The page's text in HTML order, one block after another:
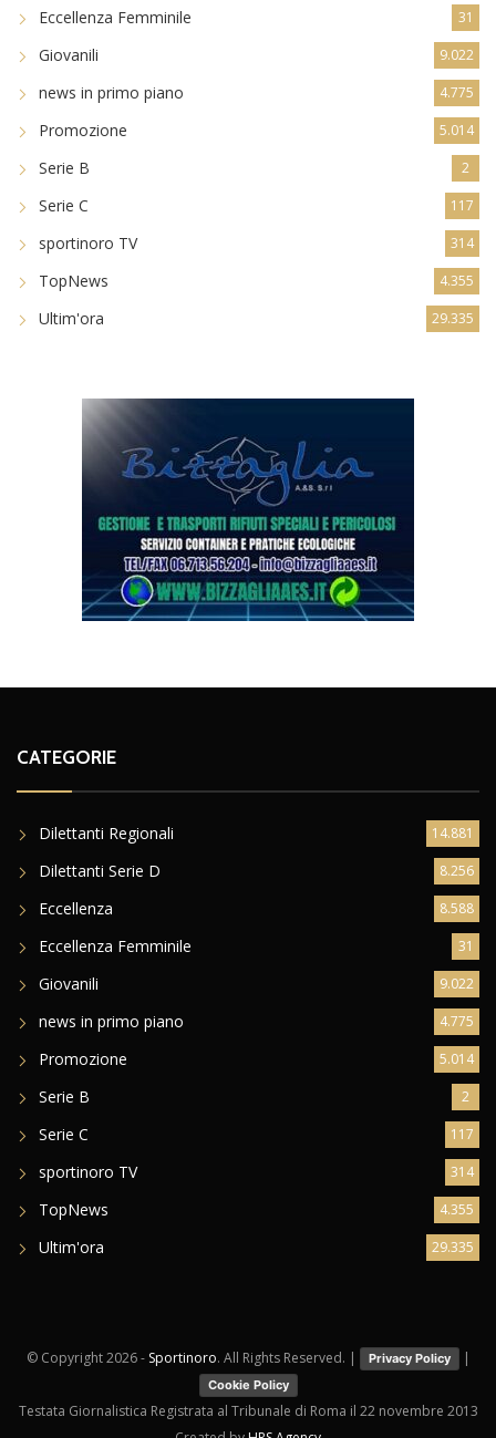
Eccellenza Femminile 31
Giovanili 9.022
news in primo piano 4.775
Promozione 5.014
Serie B 2
Serie C 117
sportinoro TV 314
TopNews 4.355
Ultim'ora 29.335
CATEGORIE
Dilettanti Regionali 14.881
Dilettanti Serie D 8.256
Eccellenza 8.588
Eccellenza Femminile 31
Giovanili 9.022
news in primo piano 4.775
Promozione 5.014
Serie B 2
Serie C 117
sportinoro TV 314
TopNews 4.355
Ultim'ora 29.335
© Copyright2026 - Sportinoro. All Rights Reserved. | Privacy Policy |
Cookie Policy
Testata Giornalistica Registrata al Tribunale di Roma il 22 novembre 2013